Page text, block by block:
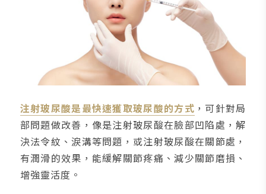
注射玻尿酸是最快速獲取玻尿酸的方式 ，可針對局
部問題做改善，像是注射玻尿酸在臉部凹陷處，解
決法令紋、淚溝等問題，或注射玻尿酸在關節處，
有潤滑的效果，能緩解關節疼痛、減少關節磨損、
增強靈活度。